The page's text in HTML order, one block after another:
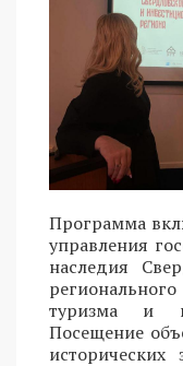
Программа
управления
наследия
туризма и
Посещение